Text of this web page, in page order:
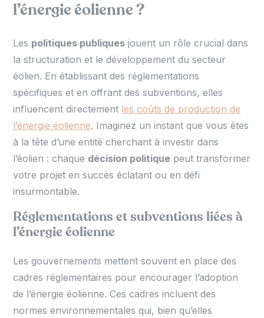
l’énergie éolienne ?
Les politiques publiques jouent un rôle crucial dans
la structuration et le développement du secteur
éolien. En établissant des réglementations
spécifiques et en offrant des subventions, elles
influencent directement les coûts de production de
l’énergie éolienne. Imaginez un instant que vous êtes
à la tête d’une entité cherchant à investir dans
l’éolien : chaque décision politique peut transformer
votre projet en succès éclatant ou en défi
insurmontable.
Réglementations et subventions liées à
l’énergie éolienne
Les gouvernements mettent souvent en place des
cadres réglementaires pour encourager l’adoption
de l’énergie éolienne. Ces cadres incluent des
normes environnementales qui, bien qu’elles